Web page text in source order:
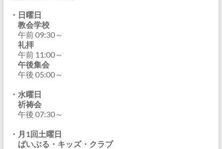
・日曜日
教会学校
午前 09:30～
礼拝
午前 11:00～
午後集会
午後 05:00～
・水曜日
祈祷会
午後 07:30～
・月1回土曜日
ばいぶる・キッズ・クラブ